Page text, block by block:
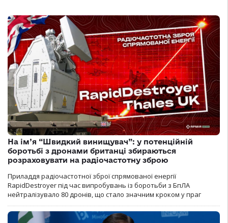
На ім’я “Швидкий винищувач”: у потенційній
боротьбі з дронами британці збираються
розраховувати на радіочастотну зброю
Приладдя радіочастотної зброї спрямованої енергії
RapidDestroyer під час випробувань із боротьби з БпЛА
нейтралізувало 80 дронів, що стало значним кроком у праг